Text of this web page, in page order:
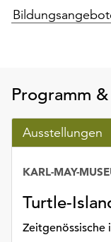
Programm
Ausstellungen
Turtle-
Zeitgenössische
KARL-MAY-
Datum